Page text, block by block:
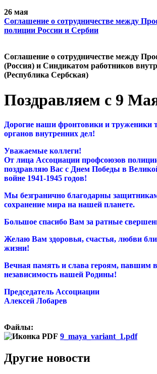
26 мая
Cоглашение о сотрудничестве между
полиции России и Сербии
Cоглашение о сотрудничестве между
(Россия) и Синдикатом работников
(Республика Сербская)
Поздравляем с 9
Дорогие наши фронтовики и труженики
органов внутренних дел!
Уважаемые коллеги!
От лица Ассоциации профсоюзов
поздравляю Вас с Днем Победы в
войне 1941-1945 годов!
Мы безгранично благодарны
сохранение мира на нашей планете.
Большое спасибо Вам за ратные
Желаю Вам здоровья, счастья, любви
жизни!
Вечная память и слава героям, павшим
независимость нашей Родины!
Председатель Ассоциации
Алексей Лобарев
Файлы:
9_maya_variant_1.pdf
Другие новости